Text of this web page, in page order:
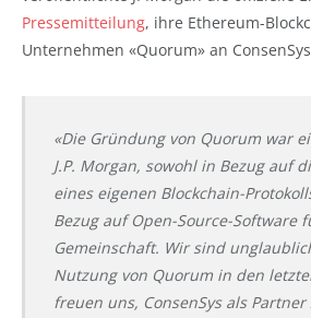
Pressemitteilung, ihre Ethereum-
Unternehmen «Quorum» an
«Die Gründung von Quorum war
J.P. Morgan, sowohl in Bezug auf
eines eigenen Blockchain-
Bezug auf Open-Source-Software
Gemeinschaft. Wir sind
Nutzung von Quorum in den
freuen uns, ConsenSys als